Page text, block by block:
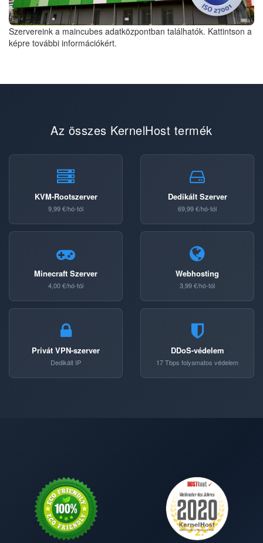
Szervereink a maincubes adatközpontban találhatók. Kattintson a
képre további információkért.
Az összes KernelHost termék
KVM-Rootszerver
9,99 €/hó-tól
Dedikált Szerver
69,99 €/hó-tól
Minecraft Szerver
4,00 €/hó-tól
Webhosting
3,99 €/hó-tól
Privát VPN-szerver
Dedikált IP
DDoS-védelem
17 Tbps folyamatos védelem